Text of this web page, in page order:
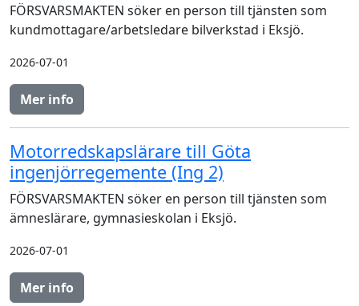
FÖRSVARSMAKTEN söker en person till tjänsten som
kundmottagare/arbetsledare bilverkstad i Eksjö.
2026-07-01
Mer info
Motorredskapslärare till Göta
ingenjörregemente (Ing 2)
FÖRSVARSMAKTEN söker en person till tjänsten som
ämneslärare, gymnasieskolan i Eksjö.
2026-07-01
Mer info